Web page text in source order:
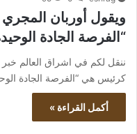
ويقول أوربان
“الفرصة الجادة
ننقل لكم في اشراق العالم
كرئيس هي “الفرصة الجادة
أكمل القراءة »